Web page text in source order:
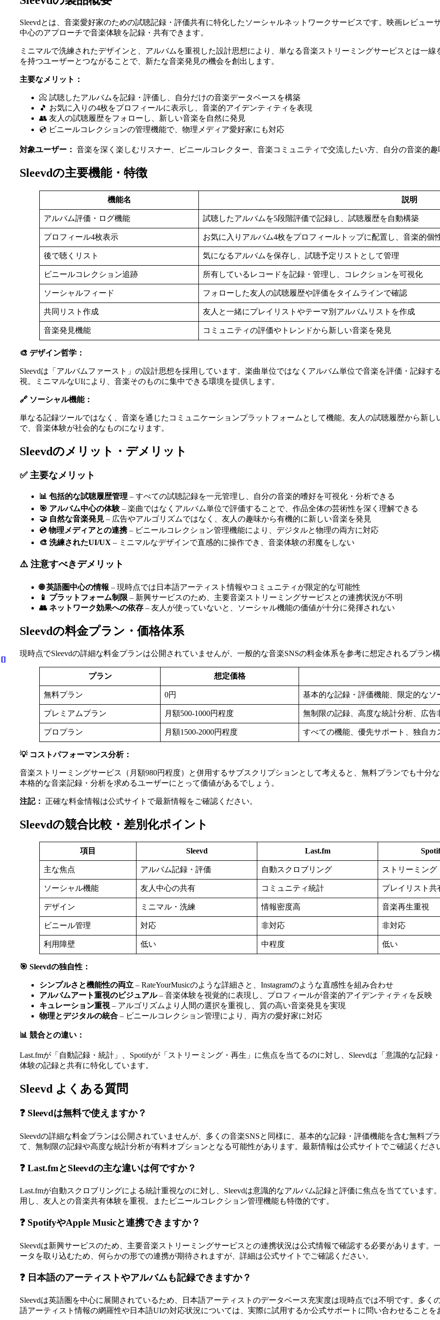
Sleevdとは、音楽愛好家のための試聴記録・評価共有に特化したソーシャルネットワークサービスです。映画レビュー
中心のアプローチで音楽体験を記録・共有できます。
ミニマルで洗練されたデザインと、アルバムを重視した設計思想により、単なる音楽ストリーミングサービスとは一
を持つユーザーとつながることで、新たな音楽発見の機会を創出します。
主要なメリット：
📀 試聴したアルバムを記録・評価し、自分だけの音楽データベースを構築
🎵 お気に入りの4枚をプロフィールに表示し、音楽的アイデンティティを表現
👥 友人の試聴履歴をフォローし、新しい音楽を自然に発見
💿 ビニールコレクションの管理機能で、物理メディア愛好家にも対応
対象ユーザー： 音楽を深く楽しむリスナー、ビニールコレクター、音楽コミュニティで交流したい方、自分の音楽的趣
Sleevdの主要機能・特徴
機能名 説明
アルバム評価・ログ機能 試聴したアルバムを5段階評価で記録し、試聴履歴を自動構築
プロフィール4枚表示 お気に入りアルバム4枚をプロフィールトップに配置し、音楽的個
後で聴くリスト 気になるアルバムを保存し、試聴予定リストとして管理
ビニールコレクション追跡 所有しているレコードを記録・管理し、コレクションを可視化
ソーシャルフィード フォローした友人の試聴履歴や評価をタイムラインで確認
共同リスト作成 友人と一緒にプレイリストやテーマ別アルバムリストを作成
音楽発見機能 コミュニティの評価やトレンドから新しい音楽を発見
🎨 デザイン哲学：
Sleevdは「アルバムファースト」の設計思想を採用しています。楽曲単位ではなくアルバム単位で音楽を評価・記録
視。ミニマルなUIにより、音楽そのものに集中できる環境を提供します。
🔗 ソーシャル機能：
単なる記録ツールではなく、音楽を通じたコミュニケーションプラットフォームとして機能。友人の試聴履歴から新
で、音楽体験が社会的なものになります。
Sleevdのメリット・デメリット
✅ 主要なメリット
📊 包括的な試聴履歴管理 – すべての試聴記録を一元管理し、自分の音楽的嗜好を可視化・分析できる
🎯 アルバム中心の体験– 楽曲ではなくアルバム単位で評価することで、作品全体の芸術性を深く理解できる
🤝 自然な音楽発見 – 広告やアルゴリズムではなく、友人の趣味から有機的に新しい音楽を発見
💿 物理メディアとの連携– ビニールコレクション管理機能により、デジタルと物理の両方に対応
🎨 洗練されたUI/UX – ミニマルなデザインで直感的に操作でき、音楽体験の邪魔をしない
⚠️ 注意すべきデメリット
🌐 英語圏中心の情報 – 現時点では日本語アーティスト情報やコミュニティが限定的な可能性
📱 プラットフォーム制限 – 新興サービスのため、主要音楽ストリーミングサービスとの連携状況が不明
👥 ネットワーク効果への依存 – 友人が使っていないと、ソーシャル機能の価値が十分に発揮されない
Sleevdの料金プラン・価格体系
現時点でSleevdの詳細な料金プランは公開されていませんが、一般的な音楽SNSの料金体系を参考に想定されるプラン構
プラン 想定価格
無料プラン 0円 基本的な記録・評価機能、限定的なソ
プレミアムプラン 月額500-1000円程度 無制限の記録、高度な統計分析、広告
プロプラン 月額1500-2000円程度 すべての機能、優先サポート、独自カ
💡 コストパフォーマンス分析：
音楽ストリーミングサービス（月額980円程度）と併用するサブスクリプションとして考えると、無料プランでも十分
本格的な音楽記録・分析を求めるユーザーにとって価値があるでしょう。
注記： 正確な料金情報は公式サイトで最新情報をご確認ください。
Sleevdの競合比較・差別化ポイント
項目 Sleevd Last.fm
主な焦点 アルバム記録・評価 自動スクロブリング ストリーミング
ソーシャル機能 友人中心の共有 コミュニティ統計 プレイリスト共
デザイン ミニマル・洗練 情報密度高 音楽再生重視
ビニール管理 対応 非対応 非対応
利用障壁 低い 中程度 低い
🎯 Sleevdの独自性：
シンプルさと機能性の両立 – RateYourMusicのような詳細さと、Instagramのような直感性を組み合わせ
アルバムアート重視のビジュアル– 音楽体験を視覚的に表現し、プロフィールが音楽的アイデンティティを反映
キュレーション重視– アルゴリズムより人間の選択を重視し、質の高い音楽発見を実現
物理とデジタルの統合 – ビニールコレクション管理により、両方の愛好家に対応
📊 競合との違い：
Last.fmが「自動記録・統計」、Spotifyが「ストリーミング・再生」に焦点を当てるのに対し、Sleevdは「意識的な記
体験の記録と共有に特化しています。
Sleevd よくある質問
❓ Sleevdは無料で使えますか？
Sleevdの詳細な料金プランは公開されていませんが、多くの音楽SNSと同様に、基本的な記録・評価機能を含む無料プ
て、無制限の記録や高度な統計分析が有料オプションとなる可能性があります。最新情報は公式サイトでご確認くださ
❓ Last.fmとSleevdの主な違いは何ですか？
Last.fmが自動スクロブリングによる統計重視なのに対し、Sleevdは意識的なアルバム記録と評価に焦点を当てています
用し、友人との音楽共有体験を重視。またビニールコレクション管理機能も特徴的です。
❓ SpotifyやApple Musicと連携できますか？
Sleevdは新興サービスのため、主要音楽ストリーミングサービスとの連携状況は公式情報で確認する必要があります
ータを取り込むため、何らかの形での連携が期待されますが、詳細は公式サイトでご確認ください。
❓ 日本語のアーティストやアルバムも記録できますか？
Sleevdは英語圏を中心に展開されているため、日本語アーティストのデータベース充実度は現時点では不明です。多
語アーティスト情報の網羅性や日本語UIの対応状況については、実際に試用するか公式サポートに問い合わせることを